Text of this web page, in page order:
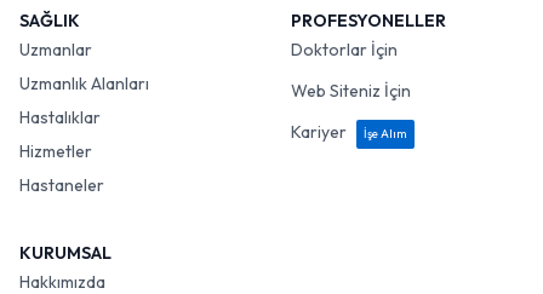
SAĞLIK
Uzmanlar
Uzmanlık Alanları
Hastalıklar
Hizmetler
Hastaneler
PROFESYONELLER
Doktorlar İçin
Web Siteniz İçin
Kariyer
İşe Alım
KURUMSAL
Hakkımızda